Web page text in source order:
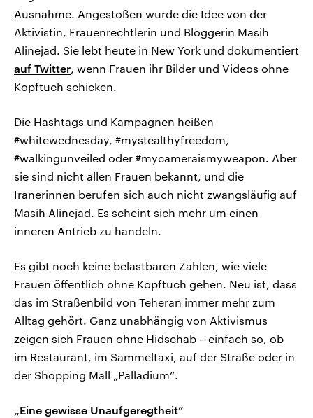
Ausnahme. Angestoßen wurde die Idee von der
Aktivistin, Frauenrechtlerin und Bloggerin Masih
Alinejad. Sie lebt heute in New York und dokumentiert
auf Twitter, wenn Frauen ihr Bilder und Videos ohne
Kopftuch schicken.
Die Hashtags und Kampagnen heißen
#whitewednesday, #mystealthyfreedom,
#walkingunveiled oder #mycameraismyweapon. Aber
sie sind nicht allen Frauen bekannt, und die
Iranerinnen berufen sich auch nicht zwangsläufig auf
Masih Alinejad. Es scheint sich mehr um einen
inneren Antrieb zu handeln.
Es gibt noch keine belastbaren Zahlen, wie viele
Frauen öffentlich ohne Kopftuch gehen. Neu ist, dass
das im Straßenbild von Teheran immer mehr zum
Alltag gehört. Ganz unabhängig von Aktivismus
zeigen sich Frauen ohne Hidschab – einfach so, ob
im Restaurant, im Sammeltaxi, auf der Straße oder in
der Shopping Mall „Palladium“.
„Eine gewisse Unaufgeregtheit“